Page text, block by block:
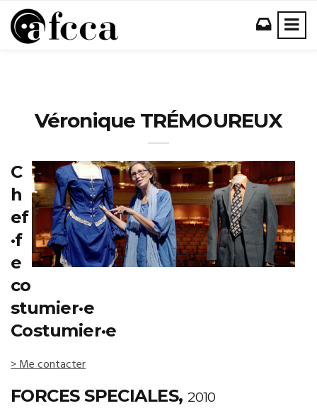
Véronique TRÉMOUREUX
C
h
ef
·f
e
co
stumier·e
Costumier·e
> Me contacter
FORCES SPECIALES,2010